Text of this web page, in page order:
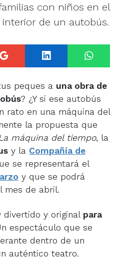
con niños en el
de un autobús.
Google+ LinkedIn
peques a una obra de
? ¿Y si ese autobús
rato en una máquina del
la propuesta que
máquina del tiempo, la
y la Compañía de
se representará el
y que se podrá
mes de abril.
y original para
espectáculo que se
dentro de un
auténtico teatro.